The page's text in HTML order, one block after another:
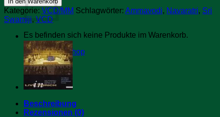
Es befinden sich keine Produkte im Warenkorb.
Zurück zum Shop
Menge
Kategorie: VCD/MM Schlagwörter: Ammavodi, Navaratri, Sri
Swamiji, VCD
Beschreibung
Rezensionen (0)